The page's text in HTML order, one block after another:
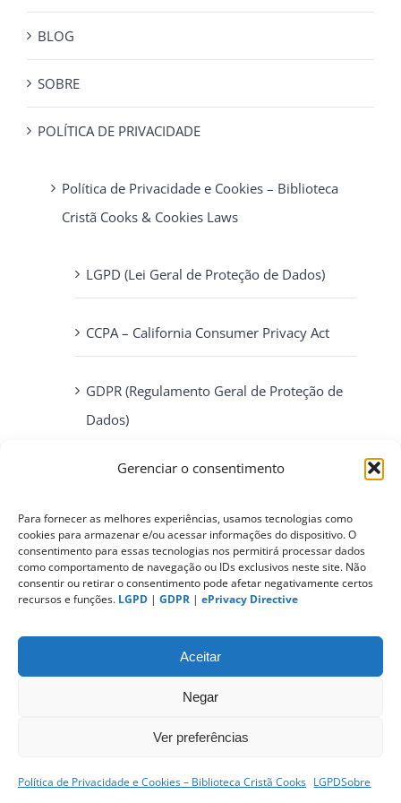
Gerenciar o consentimento
Para fornecer as melhores experiências, usamos tecnologias como
cookies para armazenar e/ou acessar informações do dispositivo. O
consentimento para essas tecnologias nos permitirá processar dados
como comportamento de navegação ou IDs exclusivos neste site. Não
consentir ou retirar o consentimento pode afetar negativamente certos
recursos e funções. LGPD | GDPR | ePrivacy Directive
Aceitar
Negar
Ver preferências
Política de Privacidade e Cookies – Biblioteca Cristã Cooks LGPDSobre
BLOG
SOBRE
POLÍTICA DE PRIVACIDADE
Política de Privacidade e Cookies – Biblioteca
Cristã Cooks & Cookies Laws
LGPD (Lei Geral de Proteção de Dados)
CCPA – California Consumer Privacy Act
GDPR (Regulamento Geral de Proteção de
Dados)
ePrivacy Directive (Diretiva ePrivacidade)
PIPEDA (Personal Information Protection
and Electronic Documents Act)